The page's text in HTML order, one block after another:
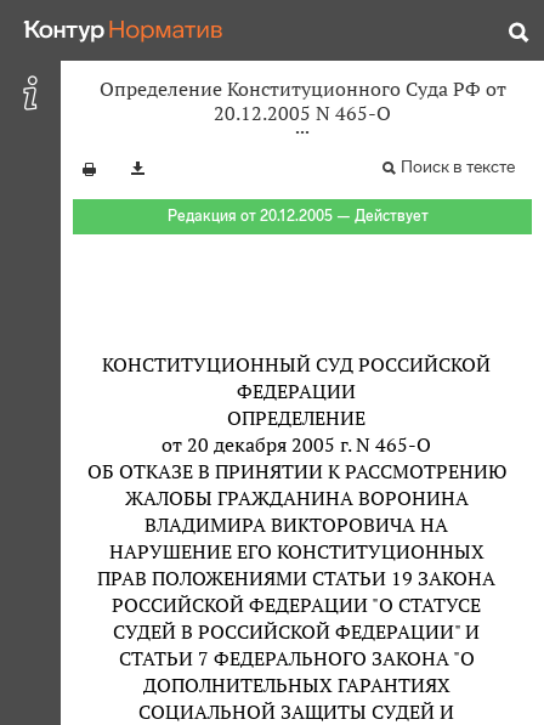
Определение Конституционного Суда РФ от
20.12.2005 N 465-О
Поиск в тексте
Редакция от 20.12.2005 — Действует
КОНСТИТУЦИОННЫЙ СУД РОССИЙСКОЙ
ФЕДЕРАЦИИ
ОПРЕДЕЛЕНИЕ
от 20 декабря 2005 г. N 465-О
ОБ ОТКАЗЕ В ПРИНЯТИИ К РАССМОТРЕНИЮ
ЖАЛОБЫ ГРАЖДАНИНА ВОРОНИНА
ВЛАДИМИРА ВИКТОРОВИЧА НА
НАРУШЕНИЕ ЕГО КОНСТИТУЦИОННЫХ
ПРАВ ПОЛОЖЕНИЯМИ СТАТЬИ 19 ЗАКОНА
РОССИЙСКОЙ ФЕДЕРАЦИИ "О СТАТУСЕ
СУДЕЙ В РОССИЙСКОЙ ФЕДЕРАЦИИ" И
СТАТЬИ 7 ФЕДЕРАЛЬНОГО ЗАКОНА "О
ДОПОЛНИТЕЛЬНЫХ ГАРАНТИЯХ
СОЦИАЛЬНОЙ ЗАЩИТЫ СУДЕЙ И